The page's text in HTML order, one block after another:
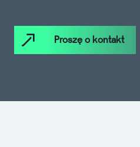
Proszę o kontakt